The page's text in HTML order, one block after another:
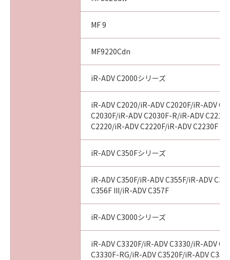
MF 9
MF9220Cdn
iR-ADV C2000シリーズ
iR-ADV C2020/iR-ADV C2020F/iR-ADV
C2030F/iR-ADV C2030F-R/iR-ADV
C2220/iR-ADV C2220F/iR-ADV C2230F
iR-ADV C350Fシリーズ
iR-ADV C350F/iR-ADV C355F/iR-ADV
C356F III/iR-ADV C357F
iR-ADV C3000シリーズ
iR-ADV C3320F/iR-ADV C3330/iR-ADV
C3330F-RG/iR-ADV C3520F/iR-ADV